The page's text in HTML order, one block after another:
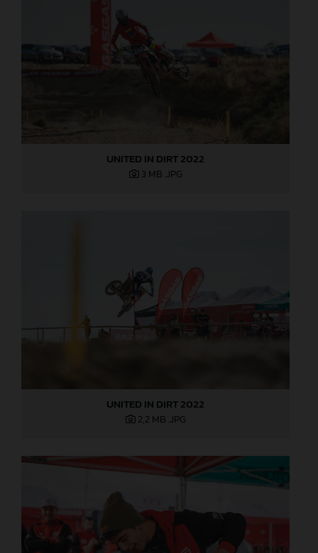
UNITED IN DIRT 2022
3 MB .JPG
UNITED IN DIRT 2022
2,2 MB .JPG